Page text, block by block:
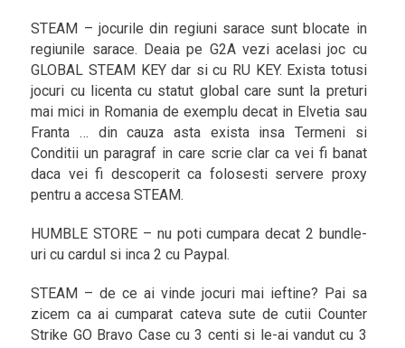
STEAM – jocurile din regiuni sarace sunt blocate in
regiunile sarace. Deaia pe G2A vezi acelasi joc cu
GLOBAL STEAM KEY dar si cu RU KEY. Exista totusi
jocuri cu licenta cu statut global care sunt la preturi
mai mici in Romania de exemplu decat in Elvetia sau
Franta … din cauza asta exista insa Termeni si
Conditii un paragraf in care scrie clar ca vei fi banat
daca vei fi descoperit ca folosesti servere proxy
pentru a accesa STEAM.
HUMBLE STORE – nu poti cumpara decat 2 bundle-
uri cu cardul si inca 2 cu Paypal.
STEAM – de ce ai vinde jocuri mai ieftine? Pai sa
zicem ca ai cumparat cateva sute de cutii Counter
Strike GO Bravo Case cu 3 centi si le-ai vandut cu 3